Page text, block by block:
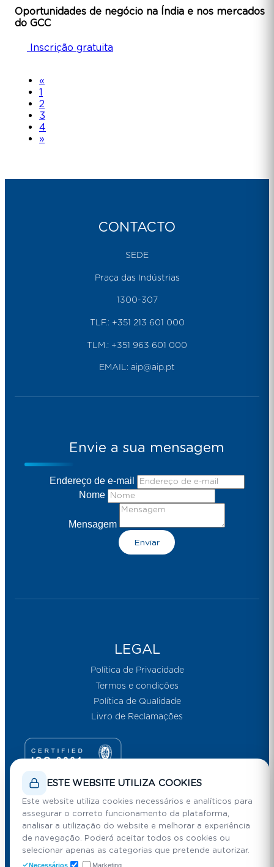
ESTE WEBSITE UTILIZA COOKIES
Este website utiliza cookies necessários e analíticos para
assegurar o correto funcionamento da plataforma,
analisar a utilização do website e melhorar a experiência
de navegação. Poderá aceitar todos os cookies ou
selecionar apenas as categorias que pretende autorizar.
Necessários Marketing
Oportunidades de negócio na Índia e nos mercados
do GCC
Inscrição gratuita
«
1
2
3
4
»
CONTACTO
SEDE
Praça das Indústrias
1300-307
TLF.: +351 213 601 000
TLM.: +351 963 601 000
EMAIL: aip@aip.pt
Envie a sua mensagem
Endereço de e-mail
Nome
Mensagem
Enviar
LEGAL
Política de Privacidade
Termos e condições
Política de Qualidade
Livro de Reclamações